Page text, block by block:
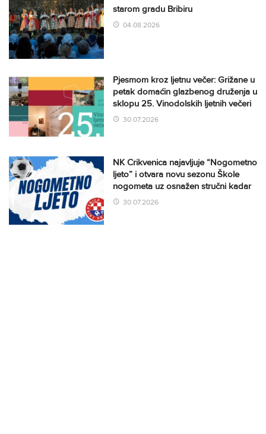
starom gradu Bribiru
04.08.2026
Pjesmom kroz ljetnu večer: Grižane u
petak domaćin glazbenog druženja u
sklopu 25. Vinodolskih ljetnih večeri
30.07.2026
NK Crikvenica najavljuje “Nogometno
ljeto” i otvara novu sezonu Škole
nogometa uz osnažen stručni kadar
30.07.2026